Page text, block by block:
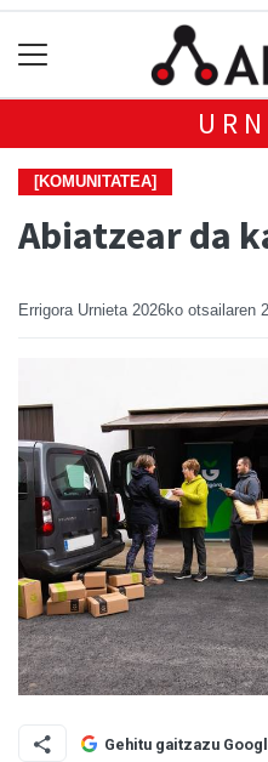
[KOMUNITATEA]
Abiatzear da
Errigora Urnieta 2026ko otsailaren
Gehitu gaitzazu